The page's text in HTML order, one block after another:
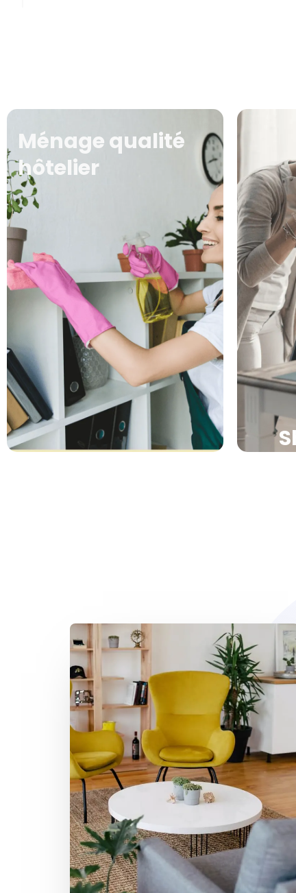
Ménage qualité
hôtelier
assuré
Nous
linge
Votre logement est mis en lumière
par l’expertise de notre associé
photographe.
Ses photos attireront davantage
de voyageurs sur votre annonce.